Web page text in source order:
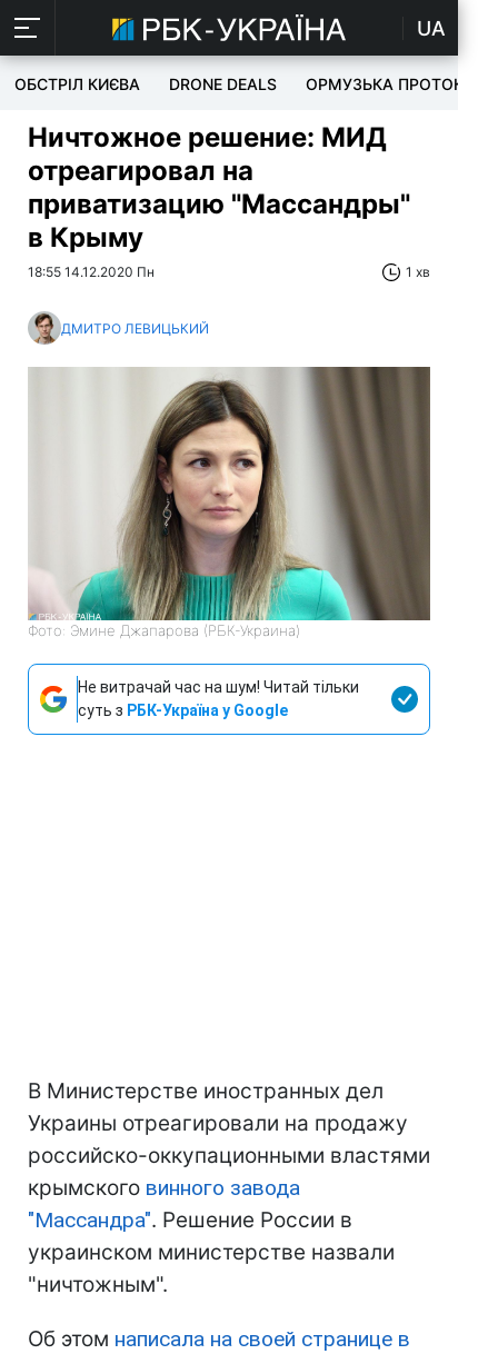
UA
ОБСТРІЛ КИЄВА DRONE DEALS ОРМУЗЬКА ПРОТОКА
Ничтожное решение: МИД
отреагировал на
приватизацию "Массандры"
в Крыму
18:55 14.12.2020 Пн 1 хв
ДМИТРО ЛЕВИЦЬКИЙ
Фото: Эмине Джапарова (РБК-Украина)
Не витрачай час на шум! Читай тільки
суть з РБК-Україна у Google
В Министерстве иностранных дел
Украины отреагировали на продажу
российско-оккупационными властями
крымского винного завода
"Массандра". Решение России в
украинском министерстве назвали
"ничтожным".
Об этом написала на своей странице в